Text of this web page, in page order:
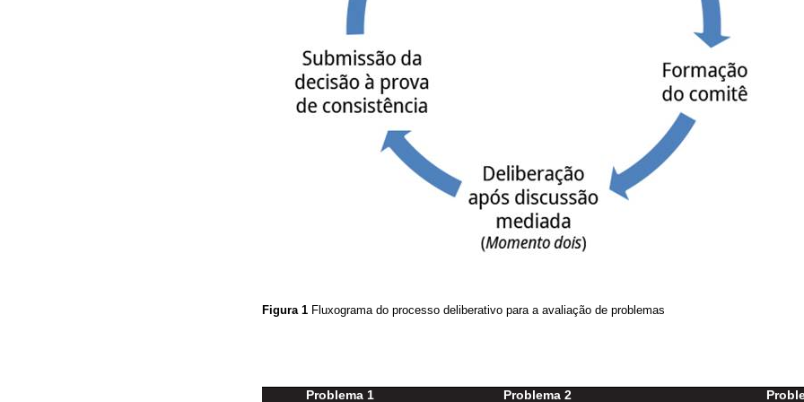
Figura 1 Fluxograma do processo deliberativo para a avaliação de problemas
Problema 1 Problema 2